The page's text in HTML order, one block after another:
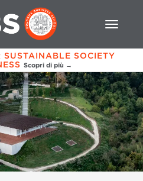
SOCIETY
Scopri di più →